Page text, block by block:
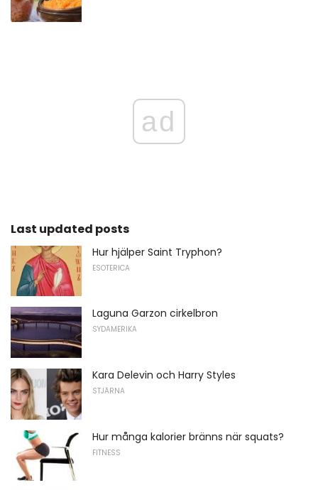
ad
Last updated posts
Hur hjälper Saint Tryphon?
ESOTERICA
Laguna Garzon cirkelbron
SYDAMERIKA
Kara Delevin och Harry Styles
STJÄRNA
Hur många kalorier bränns när squats?
FITNESS